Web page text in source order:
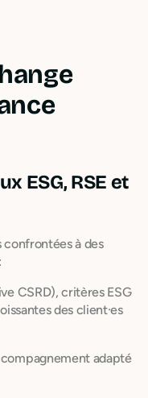
ESG, RSE et
confrontées à des
CSRD), critères ESG
des client·es
adapté